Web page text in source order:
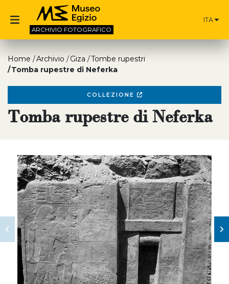
ARCHIVIO FOTOGRAFICO
ITA
Home Archivio Giza
Tombe rupestri
Tomba rupestre di Neferka
COLLEZIONE
Tomba rupestre di Neferka